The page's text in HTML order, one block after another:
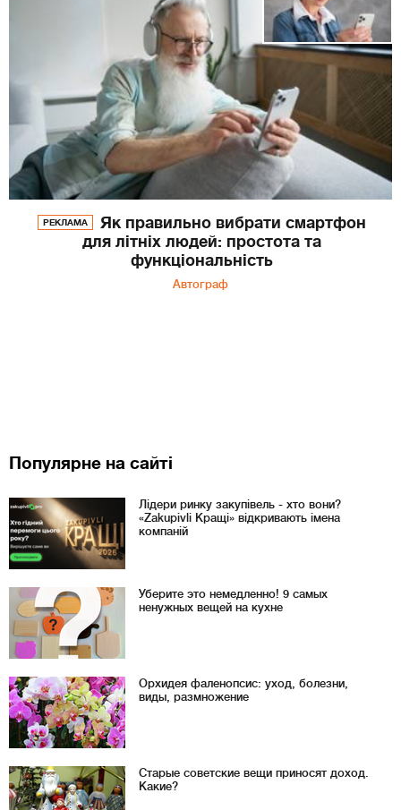
РЕКЛАМА
Як правильно вибрати смартфон
для літніх людей: простота та
функціональність
Автограф
Популярне на сайті
Лідери ринку закупівель - хто вони?
«Zakupivli Кращі» відкривають імена
компаній
Уберите это немедленно! 9 самых
ненужных вещей на кухне
Орхидея фаленопсис: уход, болезни,
виды, размножение
Старые советские вещи приносят доход.
Какие?